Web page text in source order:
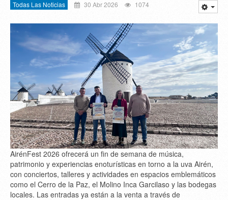
Todas Las Noticias 30 Abr 2026 1074
AirénFest 2026 ofrecerá un fin de semana de música,
patrimonio y experiencias enoturísticas en torno a la uva Airén,
con conciertos, talleres y actividades en espacios emblemáticos
como el Cerro de la Paz, el Molino Inca Garcilaso y las bodegas
locales. Las entradas ya están a la venta a través de